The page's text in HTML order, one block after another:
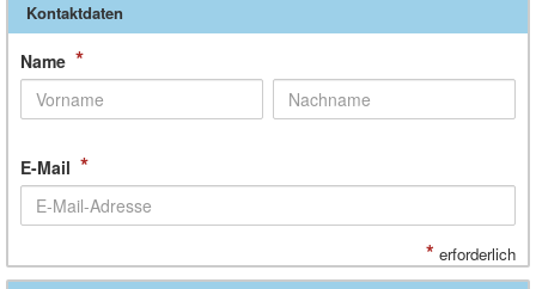
Kontaktdaten
Name *
E-Mail *
* erforderlich